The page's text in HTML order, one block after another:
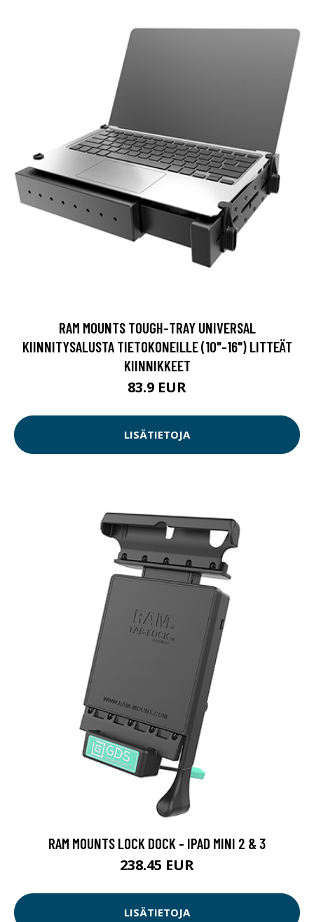
RAM MOUNTS TOUGH-TRAY UNIVERSAL
KIINNITYSALUSTA TIETOKONEILLE (10"-16") LITTEÄT
KIINNIKKEET
83.9 EUR
LISÄTIETOJA
RAM MOUNTS LOCK DOCK - IPAD MINI 2 & 3
238.45 EUR
LISÄTIETOJA